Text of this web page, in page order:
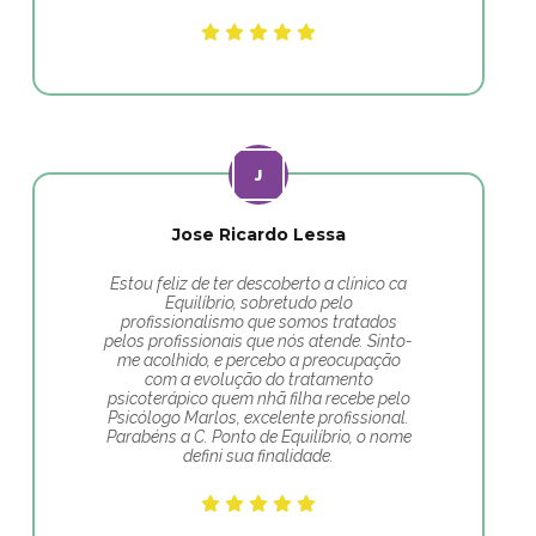
Jose Ricardo Lessa
Estou feliz de ter descoberto a clínico ca
Equilíbrio, sobretudo pelo
profissionalismo que somos tratados
pelos profissionais que nós atende. Sinto-
me acolhido, e percebo a preocupação
com a evolução do tratamento
psicoterápico quem nhã filha recebe pelo
Psicólogo Marlos, excelente profissional.
Parabéns a C. Ponto de Equilíbrio, o nome
defini sua finalidade.